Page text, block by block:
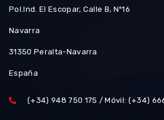
Pol.Ind. El Escopar, Calle B, Nº16
Navarra
31350 Peralta-Navarra
España
(+34) 948 750 175 / Móvil: (+34)